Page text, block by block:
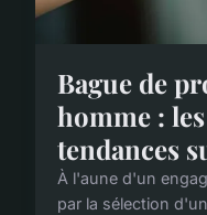
Bague de
homme :
tendances
À l'aune d'un
par la sélection